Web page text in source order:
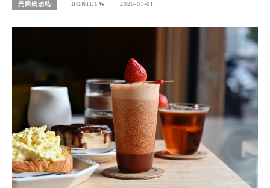
光榮碼頭站 BONIETW 2026-01-01